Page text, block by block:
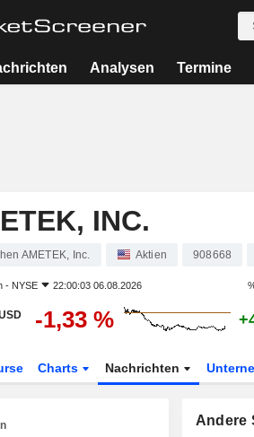
Analysen Termine
INC.
AMETEK, Inc. Aktien 908668
- NYSE 22:00:03 06.08.2026
-1,33 %
Charts Nachrichten
Andere